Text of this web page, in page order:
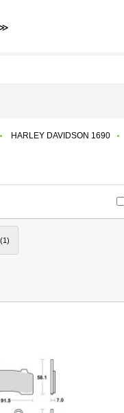
HARLEY DAVIDSON 1690
(1)